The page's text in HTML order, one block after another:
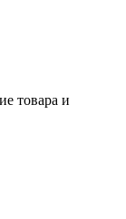
товара и